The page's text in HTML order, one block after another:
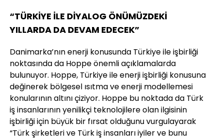
“TÜRKİYE İLE DİYALOG ÖNÜMÜZDEKİ
YILLARDA DA DEVAM EDECEK”
Danimarka’nın enerji konusunda Türkiye ile işbirliği
noktasında da Hoppe önemli açıklamalarda
bulunuyor. Hoppe, Türkiye ile enerji işbirliği konusuna
değinerek bölgesel ısıtma ve enerji modellemesi
konularının altını çiziyor. Hoppe bu noktada da Türk
iş insanlarının yenilikçi teknolojilere olan ilgisinin
işbirliği için büyük bir fırsat olduğunu vurgulayarak
“Türk şirketleri ve Türk iş insanları iyiler ve bunu